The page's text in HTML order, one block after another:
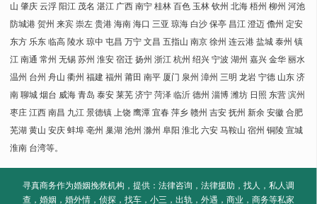
山 肇庆 云浮 阳江 茂名 湛江 广西 南宁 桂林 百色 玉林 钦州 北海 梧州 柳州 河池
防城港 贺州 来宾 崇左 贵港 海南 海口 三亚 琼海 白沙 保亭 昌江 澄迈 儋州 定安
东方 乐东 临高 陵水 琼中 屯昌 万宁 文昌 五指山 南京 徐州 连云港 盐城 泰州 镇
江 南通 常州 无锡 苏州 淮安 宿迁 扬州 浙江 杭州 绍兴 宁波 湖州 嘉兴 金华 丽水
温州 台州 舟山 衢州 福建 福州 莆田 南平 厦门 泉州 漳州 三明 龙岩 宁德 山东 济
南 聊城 烟台 威海 青岛 泰安 莱芜 济宁 菏泽 临沂 德州 淄博 潍坊 日照 东营 滨州
枣庄 江西 南昌 九江 景德镇 上饶 鹰潭 宜春 萍乡 赣州 吉安 抚州 新余 安徽 合肥
芜湖 黄山 安庆 蚌埠 亳州 巢湖 池州 滁州 阜阳 淮北 六安 马鞍山 宿州 铜陵 宣城
淮南 台湾等。
寻真商务作为婚姻挽救机构，提供：法律咨询，法律援助，找人，私人调
查，婚姻，婚外情，侦探，找车，小三，出轨，外遇，商业，商务等私家